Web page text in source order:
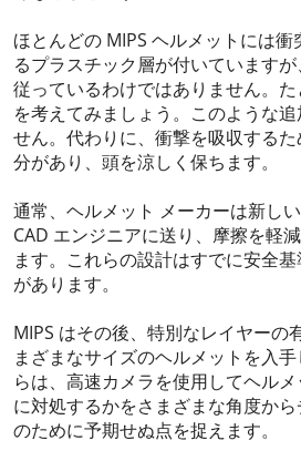
ほとんどの MIPS ヘルメットには
るプラスチック層が付いています
従っているわけではありません。
を考えてみましょう。このような
せん。代わりに、衝撃を吸収する
分があり、頭を涼しく保ちます。
通常、ヘルメット メーカーは新し
CAD エンジニアに送り、摩擦を軽
ます。これらの設計はすでに安全
があります。
MIPS はその後、特別なレイヤーの
まざまなサイズのヘルメットを入
らは、高速カメラを使用してヘル
に対処するかをさまざまな角度か
のために予期せぬ点を捉えます。